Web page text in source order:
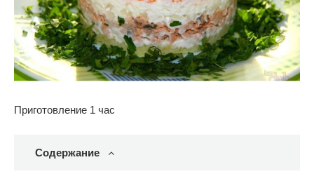
Приготовление 1 час
Содержание